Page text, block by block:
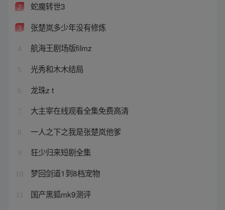
2 蛇魔转世3
3 张楚岚多少年没有修炼
4 航海王剧场版filmz
5 光秀和木木结局
6 龙珠z t
7 大主宰在线观看全集免费高清
8 一人之下之我是张楚岚他爹
9 狂少归来短剧全集
10 梦回剑道1到8档宠物
国产黑狐mk9测评